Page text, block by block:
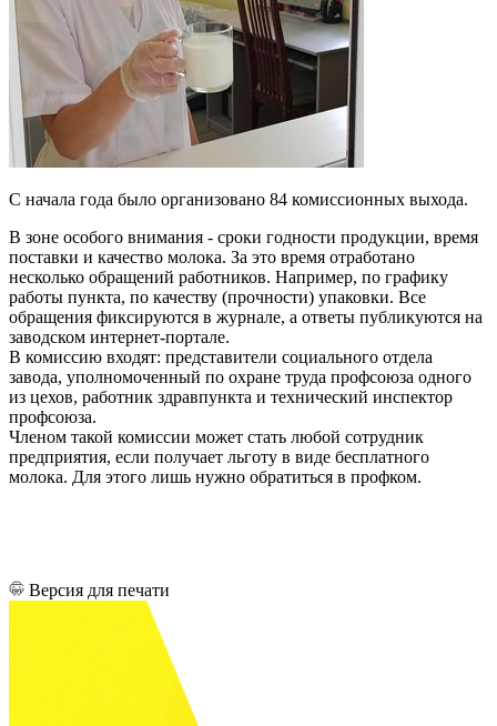
С начала года было организовано 84 комиссионных выхода.
В зоне особого внимания - сроки годности продукции, время
поставки и качество молока. За это время отработано
несколько обращений работников. Например, по графику
работы пункта, по качеству (прочности) упаковки. Все
обращения фиксируются в журнале, а ответы публикуются на
заводском интернет-портале.
В комиссию входят: представители социального отдела
завода, уполномоченный по охране труда профсоюза одного
из цехов, работник здравпункта и технический инспектор
профсоюза.
Членом такой комиссии может стать любой сотрудник
предприятия, если получает льготу в виде бесплатного
молока. Для этого лишь нужно обратиться в профком.
Версия для печати